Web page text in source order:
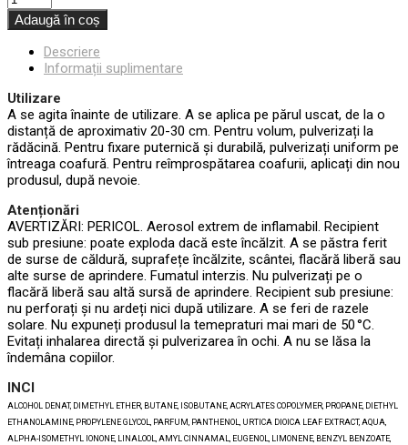
Adaugă în coș
Descriere
Informații suplimentare
Utilizare
A se agita înainte de utilizare. A se aplica pe părul uscat, de la o
distanță de aproximativ 20-30 cm. Pentru volum, pulverizați la
rădăcină. Pentru fixare puternică și durabilă, pulverizați uniform pe
întreaga coafură. Pentru reîmprospătarea coafurii, aplicați din nou
produsul, după nevoie.
Atenționări
AVERTIZĂRI: PERICOL. Aerosol extrem de inflamabil. Recipient
sub presiune: poate exploda dacă este încălzit. A se păstra ferit
de surse de căldură, suprafețe încălzite, scântei, flacără liberă sau
alte surse de aprindere. Fumatul interzis. Nu pulverizați pe o
flacără liberă sau altă sursă de aprindere. Recipient sub presiune:
nu perforați și nu ardeți nici după utilizare. A se feri de razele
solare. Nu expuneți produsul la temepraturi mai mari de 50 °C.
Evitați inhalarea directă și pulverizarea în ochi. A nu se lăsa la
îndemâna copiilor.
INCI
ALCOHOL DENAT, DIMETHYL ETHER, BUTANE, ISOBUTANE, ACRYLATES COPOLYMER, PROPANE, DIETHYL
ETHANOLAMINE, PROPYLENE GLYCOL, PARFUM, PANTHENOL, URTICA DIOICA LEAF EXTRACT, AQUA,
ALPHA-ISOMETHYL IONONE, LINALOOL, AMYL CINNAMAL, EUGENOL, LIMONENE, BENZYL BENZOATE,